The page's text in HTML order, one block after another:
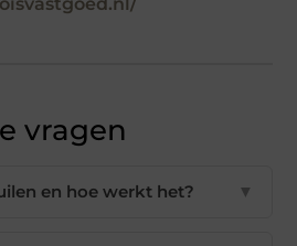
vragen
en hoe werkt het? ▼